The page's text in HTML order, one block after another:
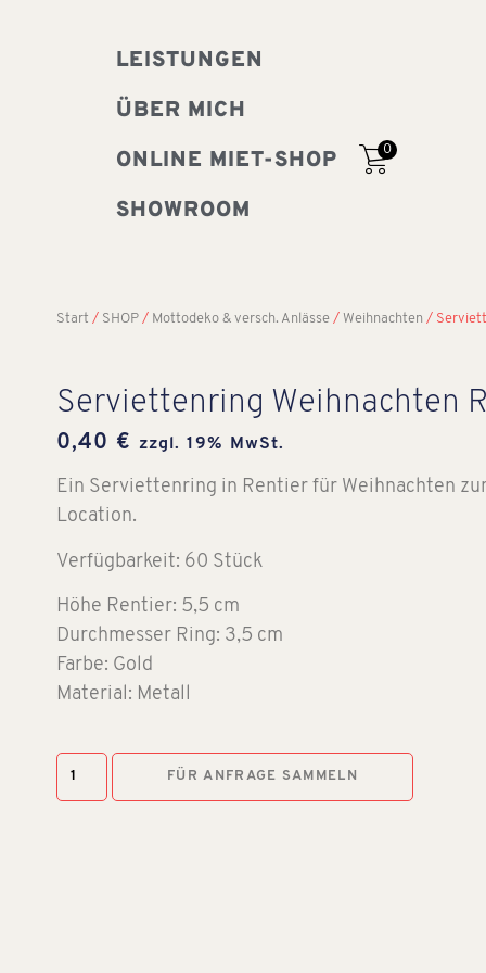
LEISTUNGEN
ÜBER MICH
ONLINE MIET-SHOP
SHOWROOM
0
Start / SHOP / Mottodeko & versch. Anlässe / Weihnachten /
Serviettenring Weihnachten
0,40 € zzgl. 19% MwSt.
Ein Serviettenring in Rentier für Weihnachten
Location.
Verfügbarkeit: 60 Stück
Höhe Rentier: 5,5 cm
Durchmesser Ring: 3,5 cm
Farbe: Gold
Material: Metall
FÜR ANFRAGE SAMMELN